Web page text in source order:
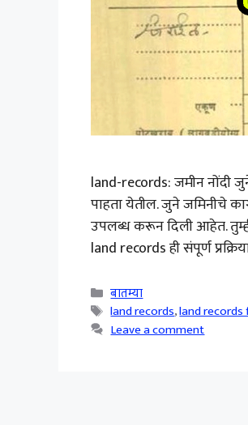
land-records: जमीन नोंदी
पाहता येतील. जुने जमिनीचे
उपलब्ध करून दिली आहेत.
land records ही संपूर्ण
Categories
बातम्या
Tags
land records,land
Leave a comment